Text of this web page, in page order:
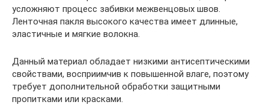
усложняют процесс забивки межвенцовых швов.
Ленточная пакля высокого качества имеет длинные,
эластичные и мягкие волокна.
Данный материал обладает низкими антисептическими
свойствами, восприимчив к повышенной влаге, поэтому
требует дополнительной обработки защитными
пропитками или красками.